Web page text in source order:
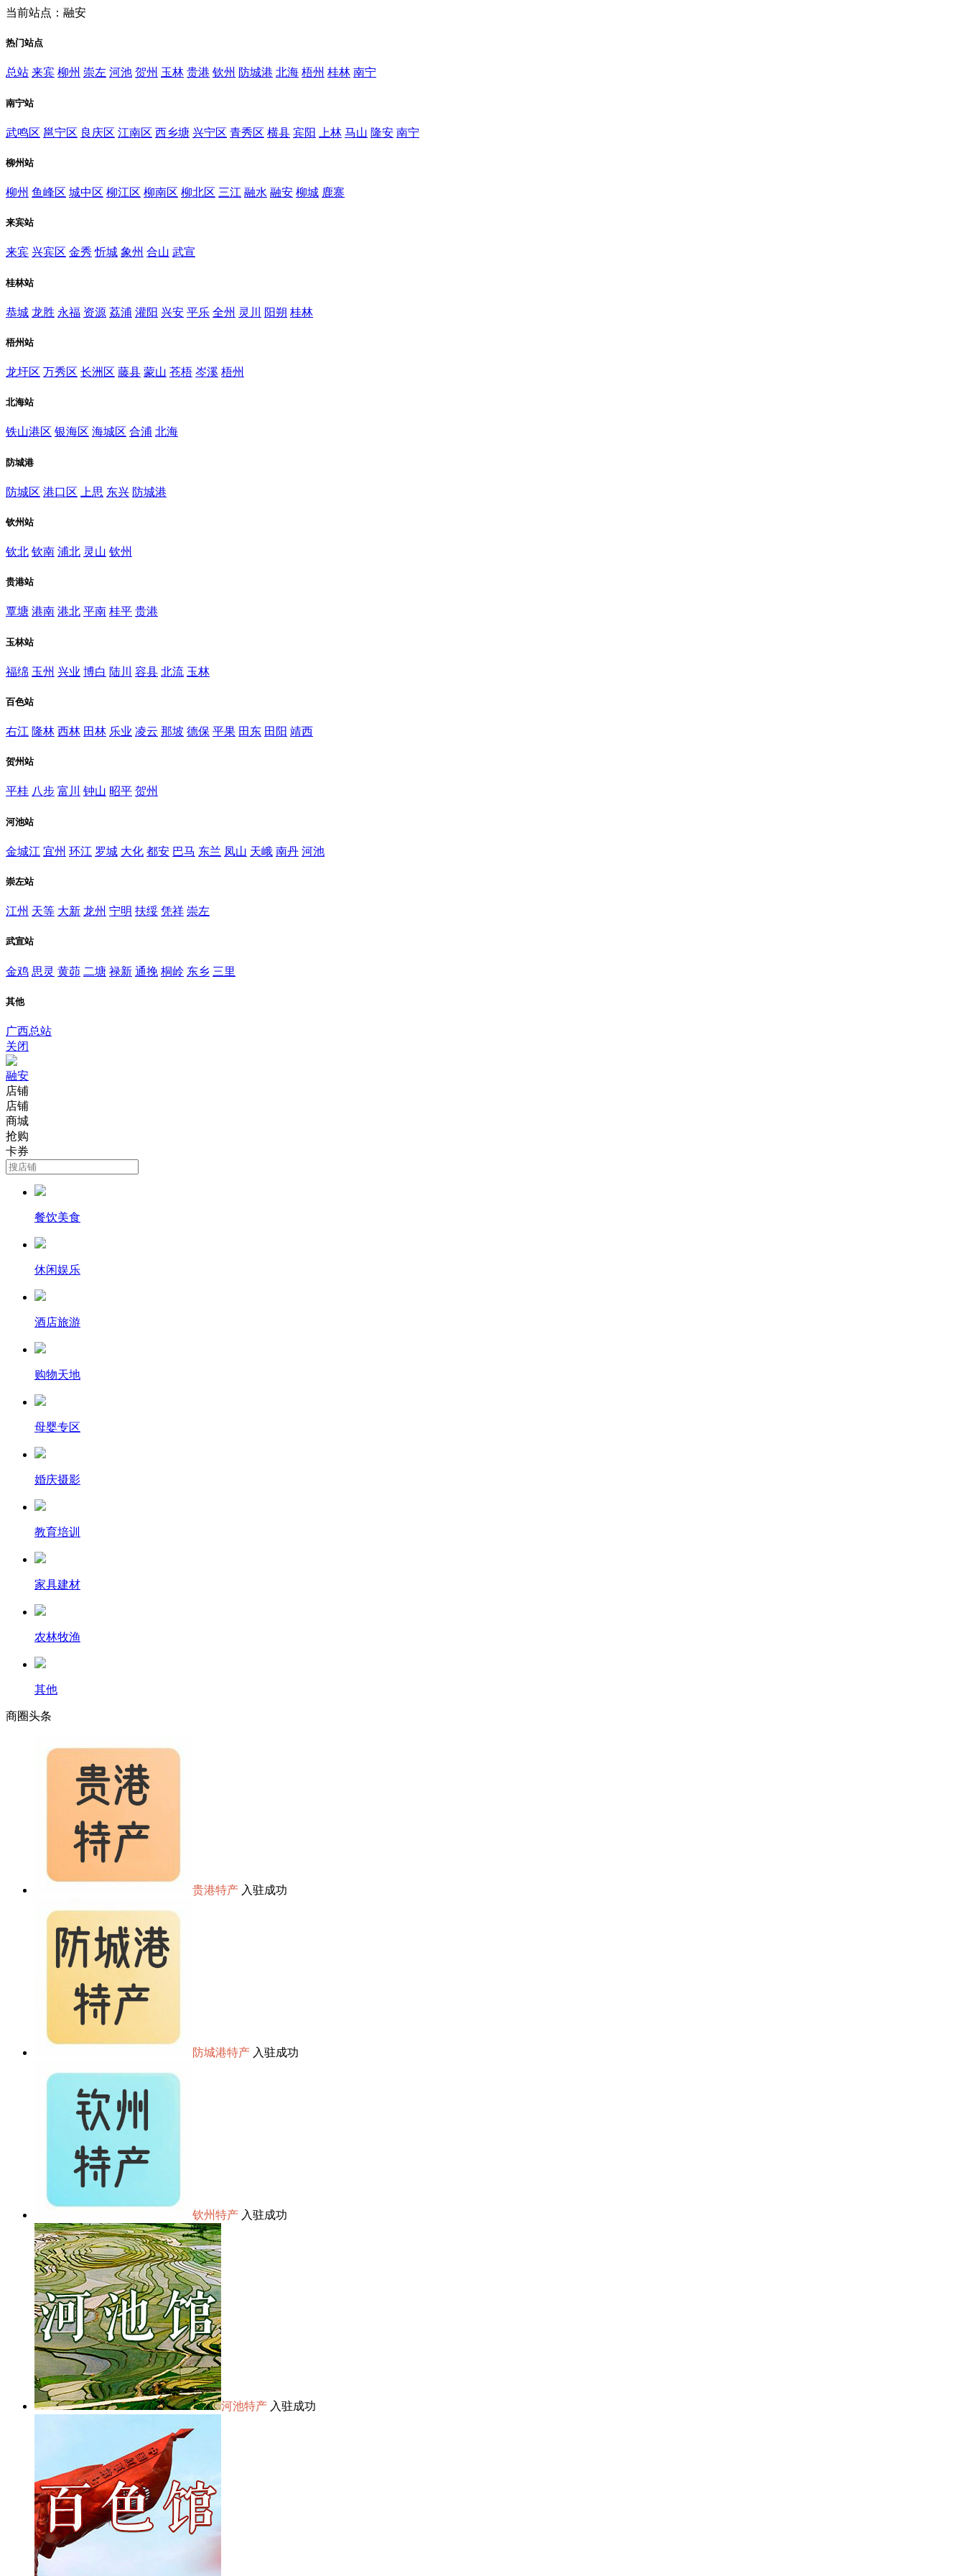
当前站点：融安
热门站点
总站 来宾 柳州 崇左 河池 贺州 玉林 贵港 钦州 防城港 北海 梧州 桂林 南宁
南宁站
武鸣区 邕宁区 良庆区 江南区 西乡塘 兴宁区 青秀区 横县 宾阳 上林 马山 隆安 南宁
柳州站
柳州 鱼峰区 城中区 柳江区 柳南区 柳北区 三江 融水 融安 柳城 鹿寨
来宾站
来宾 兴宾区 金秀 忻城 象州 合山 武宣
桂林站
恭城 龙胜 永福 资源 荔浦 灌阳 兴安 平乐 全州 灵川 阳朔 桂林
梧州站
龙圩区 万秀区 长洲区 藤县 蒙山 苍梧 岑溪 梧州
北海站
铁山港区 银海区 海城区 合浦 北海
防城港
防城区 港口区 上思 东兴 防城港
钦州站
钦北 钦南 浦北 灵山 钦州
贵港站
覃塘 港南 港北 平南 桂平 贵港
玉林站
福绵 玉州 兴业 博白 陆川 容县 北流 玉林
百色站
右江 隆林 西林 田林 乐业 凌云 那坡 德保 平果 田东 田阳 靖西
贺州站
平桂 八步 富川 钟山 昭平 贺州
河池站
金城江 宜州 环江 罗城 大化 都安 巴马 东兰 凤山 天峨 南丹 河池
崇左站
江州 天等 大新 龙州 宁明 扶绥 凭祥 崇左
武宣站
金鸡 思灵 黄茆 二塘 禄新 通挽 桐岭 东乡 三里
其他
广西总站
关闭
融安
店铺
店铺
商城
抢购
卡券
餐饮美食
休闲娱乐
酒店旅游
购物天地
母婴专区
婚庆摄影
教育培训
家具建材
农林牧渔
其他
商圈头条
贵港特产 入驻成功
防城港特产 入驻成功
钦州特产 入驻成功
河池特产 入驻成功